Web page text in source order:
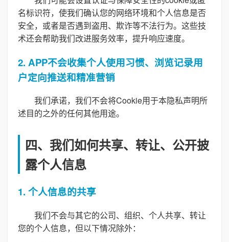
名标识符，使我们确认您的网络环境和个人信息是否
安全，或者是否遇到盗用、欺诈等不法行为。这些技
术还会帮助我们改进服务效率，提升响应速度。
2. APP不会收集个人使用习惯、浏览记录用
户定向推送和精准营销
我们承诺，我们不会将Cookie用于本隐私声明所
述目的之外的任何其他用途。
四、我们如何共享、转让、公开披
露个人信息
1. 个人信息的共享
我们不会与其它的公司、组织、个人共享、转让
您的个人信息，但以下情况除外：